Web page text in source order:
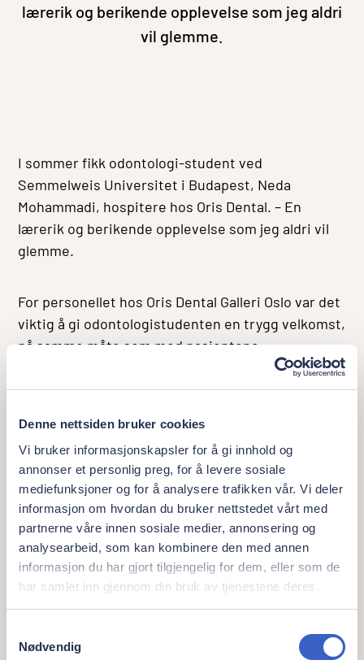
Denne nettsiden bruker cookies
Vi bruker informasjonskapsler for å gi innhold og
annonser et personlig preg, for å levere sosiale
mediefunksjoner og for å analysere trafikken vår. Vi deler
informasjon om hvordan du bruker nettstedet vårt med
partnerne våre innen sosiale medier, annonsering og
analysearbeid, som kan kombinere den med annen
informasjon du har gjort tilgjengelig for dem, eller som de
har samlet inn gjennom din bruk av tjenestene deres.
Nødvendig
lærerik og berikende opplevelse som jeg aldri
vil glemme.
I sommer fikk odontologi-student ved
Semmelweis Universitet i Budapest, Neda
Mohammadi, hospitere hos Oris Dental. – En
lærerik og berikende opplevelse som jeg aldri vil
glemme.
For personellet hos Oris Dental Galleri Oslo var det
viktig å gi odontologistudenten en trygg velkomst,
på samme måte som med pasientene.
Et trygt og lærerikt miljø
– Muligheten til å få både ny kompetanse, motivasjon,
og et sett med friske øyne inn i klinikken, er gull verdt.
Vi setter stor pris på at studenter som Neda ønsker å
bidra til et trygt miljø for pasientene våre, men også
våre ansatte, sier Shoresh Afnan, tannlege og
spesialist i oral kirurgi og oral medisin ved Oris Dental
Galleri Oslo.
– Allerede fra første dag ble jeg møtt med en varm